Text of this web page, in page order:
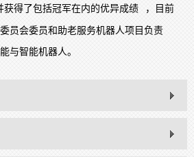
获得了包括冠军在内的优异成绩 ，目前
员会委员和助老服务机器人项目负责
与智能机器人。